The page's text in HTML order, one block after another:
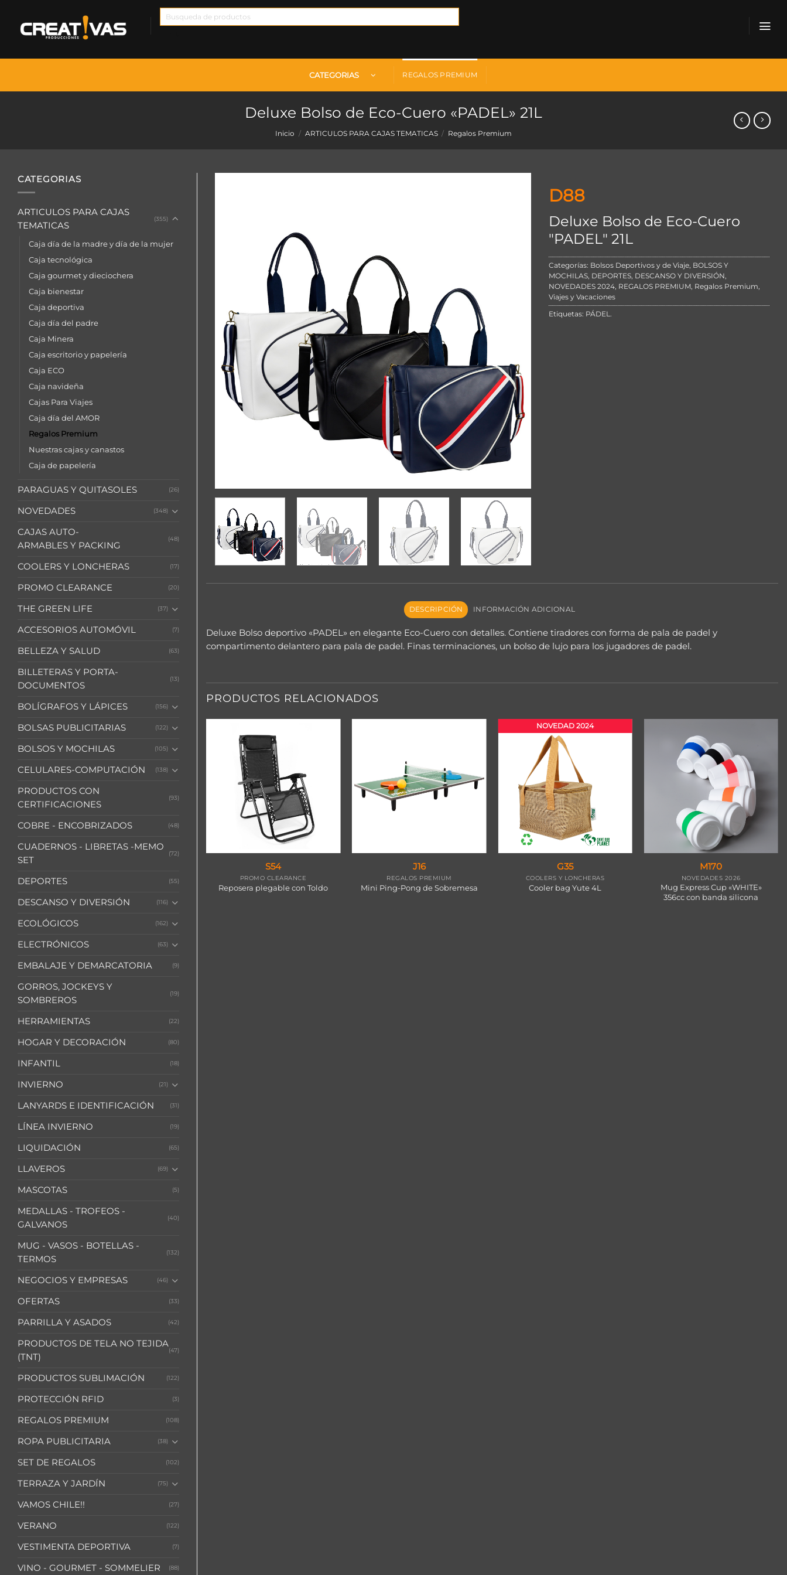
contenido
CATEGORIAS REGALOS PREMIUM
Deluxe Bolso de Eco-Cuero «PADEL» 21L
Inicio / ARTICULOS PARA CAJAS TEMATICAS / Regalos Premium
CATEGORIAS
ARTICULOS PARA CAJAS
TEMATICAS
(355)
Caja día de la madre y día de la mujer
Caja tecnológica
Caja gourmet y dieciochera
Caja bienestar
Caja deportiva
Caja día del padre
Caja Minera
Caja escritorio y papelería
Caja ECO
Caja navideña
Cajas Para Viajes
Caja día del AMOR
Regalos Premium
Nuestras cajas y canastos
Caja de papelería
PARAGUAS Y QUITASOLES (26)
NOVEDADES (348)
CAJAS AUTO-
ARMABLES Y PACKING
(48)
COOLERS Y LONCHERAS (17)
PROMO CLEARANCE (20)
THE GREEN LIFE (37)
ACCESORIOS AUTOMÓVIL (7)
BELLEZA Y SALUD (63)
BILLETERAS Y PORTA-
DOCUMENTOS
(13)
BOLÍGRAFOS Y LÁPICES (156)
BOLSAS PUBLICITARIAS (122)
BOLSOS Y MOCHILAS (105)
CELULARES-COMPUTACIÓN (138)
PRODUCTOS CON
CERTIFICACIONES
(93)
COBRE - ENCOBRIZADOS (48)
CUADERNOS - LIBRETAS -MEMO
SET
(72)
DEPORTES (55)
DESCANSO Y DIVERSIÓN (116)
ECOLÓGICOS (162)
ELECTRÓNICOS (63)
EMBALAJE Y DEMARCATORIA (9)
GORROS, JOCKEYS Y
SOMBREROS
(19)
HERRAMIENTAS (22)
HOGAR Y DECORACIÓN (80)
INFANTIL (18)
INVIERNO (21)
LANYARDS E IDENTIFICACIÓN (31)
LÍNEA INVIERNO (19)
LIQUIDACIÓN (65)
LLAVEROS (69)
MASCOTAS (5)
MEDALLAS - TROFEOS -
GALVANOS
(40)
MUG - VASOS - BOTELLAS -
TERMOS
(132)
NEGOCIOS Y EMPRESAS (46)
OFERTAS (33)
PARRILLA Y ASADOS (42)
PRODUCTOS DE TELA NO TEJIDA
(TNT)
(47)
PRODUCTOS SUBLIMACIÓN (122)
PROTECCIÓN RFID (3)
REGALOS PREMIUM (108)
ROPA PUBLICITARIA (38)
SET DE REGALOS (102)
TERRAZA Y JARDÍN (75)
VAMOS CHILE!! (27)
VERANO (122)
VESTIMENTA DEPORTIVA (7)
VINO - GOURMET - SOMMELIER (88)
D88
Deluxe Bolso de Eco-Cuero
"PADEL" 21L
Categorías: Bolsos Deportivos y de Viaje, BOLSOS Y
MOCHILAS, DEPORTES, DESCANSO Y DIVERSIÓN
NOVEDADES 2024, REGALOS PREMIUM Regalos Premium
Viajes y Vacaciones
Etiquetas: PÁDEL
DESCRIPCIÓN INFORMACIÓN ADICIONAL
Deluxe Bolso deportivo «PADEL» en elegante Eco-Cuero con detalles. Contiene tiradores con forma de pala de padel y
compartimento delantero para pala de padel. Finas terminaciones, un bolso de lujo para los jugadores de padel.
PRODUCTOS RELACIONADOS
S54
PROMO CLEARANCE
Reposera plegable con Toldo
J16
REGALOS PREMIUM
Mini Ping-Pong de Sobremesa
NOVEDAD 2024
G35
COOLERS Y LONCHERAS
Cooler bag Yute 4L
M170
NOVEDADES 2026
Mug Express Cup «WHITE»
356cc con banda silicona
Porta-Lata o vaso de café
colgante, en tela Canvas